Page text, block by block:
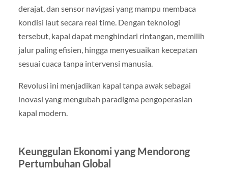
derajat, dan sensor navigasi yang mampu membaca
kondisi laut secara real time. Dengan teknologi
tersebut, kapal dapat menghindari rintangan, memilih
jalur paling efisien, hingga menyesuaikan kecepatan
sesuai cuaca tanpa intervensi manusia.
Revolusi ini menjadikan kapal tanpa awak sebagai
inovasi yang mengubah paradigma pengoperasian
kapal modern.
Keunggulan Ekonomi yang Mendorong
Pertumbuhan Global